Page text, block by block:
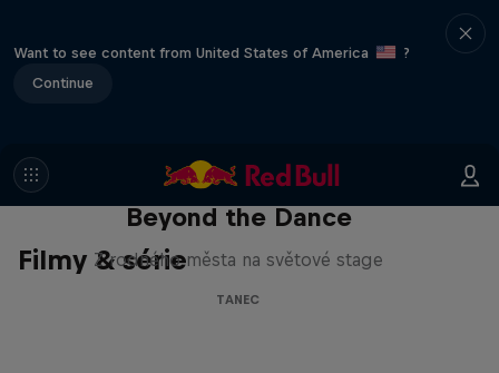
Want to see content from United States of America
?
Continue
Filmy & série
Beyond the Dance
Z rodného města na světové stage
TANEC